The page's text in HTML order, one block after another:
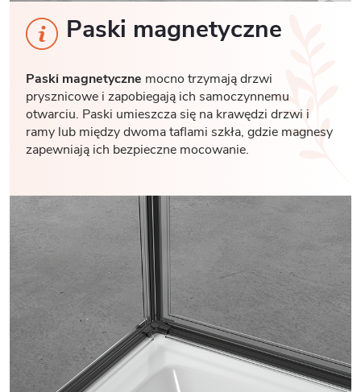
Paski magnetyczne
Paski magnetyczne mocno trzymają drzwi
prysznicowe i zapobiegają ich samoczynnemu
otwarciu. Paski umieszcza się na krawędzi drzwi i
ramy lub między dwoma taflami szkła, gdzie magnesy
zapewniają ich bezpieczne mocowanie.